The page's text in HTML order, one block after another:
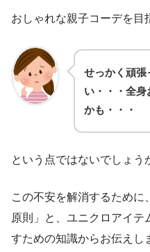
おしゃれな親子コーデを目
せっかく頑張
い・・・全
かも・・・
という点ではないでしょう
この不安を解消するために
原則」と、ユニクロアイテ
すための知識からお伝えし